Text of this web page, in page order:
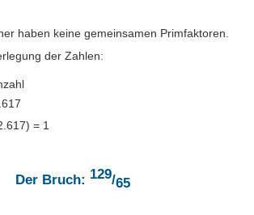
haben keine gemeinsamen Primfaktoren.
der Zahlen:
= 1
Der Bruch: 129/65